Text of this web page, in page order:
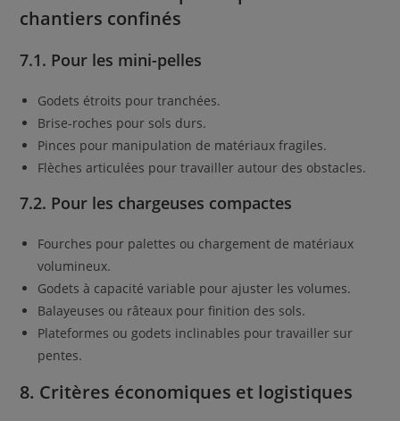
chantiers confinés
7.1. Pour les mini-pelles
Godets étroits pour tranchées.
Brise-roches pour sols durs.
Pinces pour manipulation de matériaux fragiles.
Flèches articulées pour travailler autour des obstacles.
7.2. Pour les chargeuses compactes
Fourches pour palettes ou chargement de matériaux
volumineux.
Godets à capacité variable pour ajuster les volumes.
Balayeuses ou râteaux pour finition des sols.
Plateformes ou godets inclinables pour travailler sur
pentes.
8. Critères économiques et logistiques